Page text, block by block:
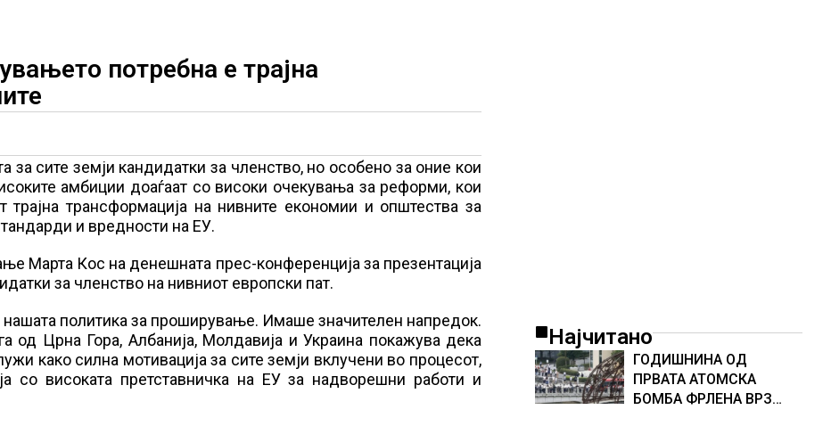
потребна е трајна
сите земји кандидатки за членство, но особено за оние кои
амбиции доаѓаат со високи очекувања за реформи, кои
трансформација на нивните економии и општества за
и вредности на ЕУ.
Марта Кос на денешната прес-конференција за презентација
за членство на нивниот европски пат.
политика за проширување. Имаше значителен напредок.
од Црна Гора, Албанија, Молдавија и Украина покажува дека
како силна мотивација за сите земји вклучени во процесот,
со високата претставничка на ЕУ за надворешни работи и
Најчитано
ГОДИШНИНА ОД
ПРВАТА АТОМСКА
БОМБА ФРЛЕНА ВРЗ